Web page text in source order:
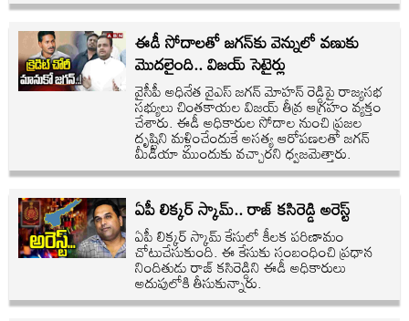
ఈడీ సోదాలతో జగన్‌కు వెన్నులో వణుకు
మొదలైంది.. విజయ్ సెటైర్లు
వైసీపీ అధినేత వైఎస్ జగన్ మోహన్ రెడ్డిపై రాజ్యసభ
సభ్యులు చింతకాయల విజయ్ తీవ్ర ఆగ్రహం వ్యక్తం
చేశారు. ఈడీ అధికారుల సోదాల నుంచి ప్రజల
దృష్టిని మళ్లించేందుకే అసత్య ఆరోపణలతో జగన్
మీడియా ముందుకు వచ్చారని ధ్వజమెత్తారు.
ఏపీ లిక్కర్ స్కామ్.. రాజ్‌ కసిరెడ్డి అరెస్ట్
ఏపీ లిక్కర్ స్కామ్ కేసులో కీలక పరిణామం
చోటుచేసుకుంది. ఈ కేసుకు సంబంధించి ప్రధాన
నిందితుడు రాజ్ కసిరెడ్డిని ఈడీ అధికారులు
అదుపులోకి తీసుకున్నారు.